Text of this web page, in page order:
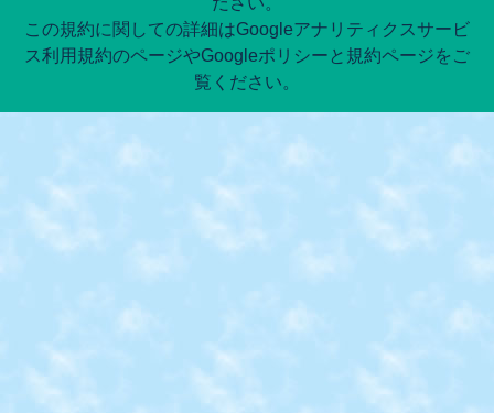
この規約に関しての詳細はGoogleアナリティクスサービ
ス利用規約のページやGoogleポリシーと規約ページをご
覧ください。